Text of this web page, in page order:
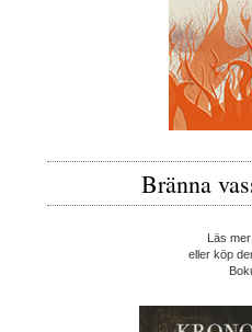
Bränna
Läs
eller köp